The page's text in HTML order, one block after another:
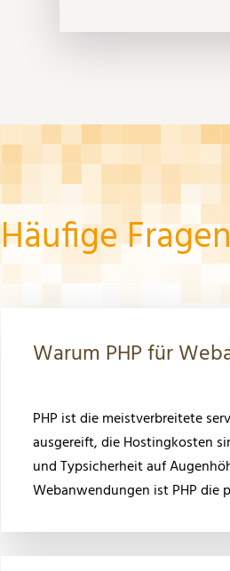
Häufige
Warum PHP für
PHP ist die meistverbreitete
ausgereift, die Hostingkosten
und Typsicherheit auf
Webanwendungen ist PHP die